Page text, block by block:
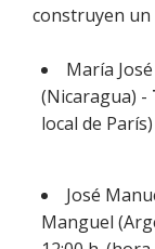
construyen
María
(Nicaragua) -
local de París)
José
Manguel